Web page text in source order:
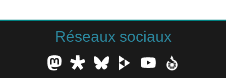
Réseaux sociaux